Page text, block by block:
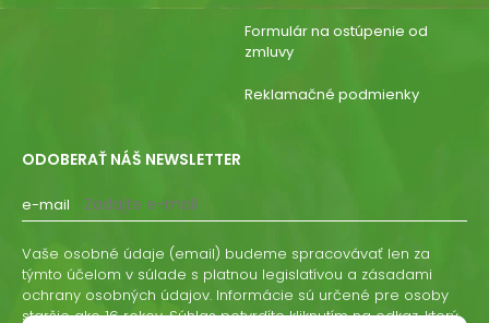
Formulár na ostúpenie od
zmluvy
Reklamačné podmienky
ODOBERAŤ NÁŠ NEWSLETTER
e-mail
Vaše osobné údaje (email) budeme spracovávať len za
týmto účelom v súlade s platnou legislatívou a zásadami
ochrany osobných údajov. Informácie sú určené pre osoby
staršie ako 16 rokov. Súhlas potvrdíte kliknutím na odkaz, ktorý